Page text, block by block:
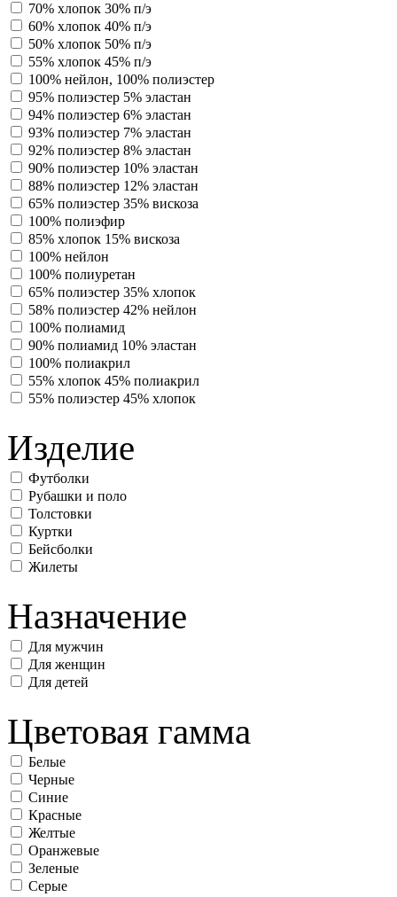
70% хлопок 30% п/э
60% хлопок 40% п/э
50% хлопок 50% п/э
55% хлопок 45% п/э
100% нейлон, 100% полиэстер
95% полиэстер 5% эластан
94% полиэстер 6% эластан
93% полиэстер 7% эластан
92% полиэстер 8% эластан
90% полиэстер 10% эластан
88% полиэстер 12% эластан
65% полиэстер 35% вискоза
100% полиэфир
85% хлопок 15% вискоза
100% нейлон
100% полиуретан
65% полиэстер 35% хлопок
58% полиэстер 42% нейлон
100% полиамид
90% полиамид 10% эластан
100% полиакрил
55% хлопок 45% полиакрил
55% полиэстер 45% хлопок
Изделие
Футболки
Рубашки и поло
Толстовки
Куртки
Бейсболки
Жилеты
Назначение
Для мужчин
Для женщин
Для детей
Цветовая гамма
Белые
Черные
Синие
Красные
Желтые
Оранжевые
Зеленые
Серые